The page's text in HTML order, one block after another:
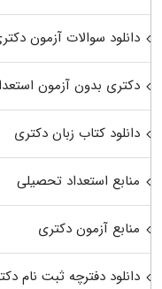
دانلود سوالات آزمون
دکتری بدون آزمون
دانلود کتاب زبان دکتری
منابع استعداد تحصیلی
منابع آزمون دکتری
دانلود دفترچه ثبت نام